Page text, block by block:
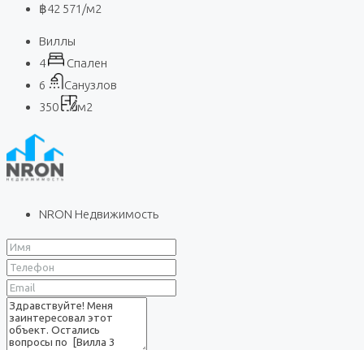
฿42 571 /м2
Виллы
4
Спален
6
Санузлов
350
м2
NRON Недвижимость